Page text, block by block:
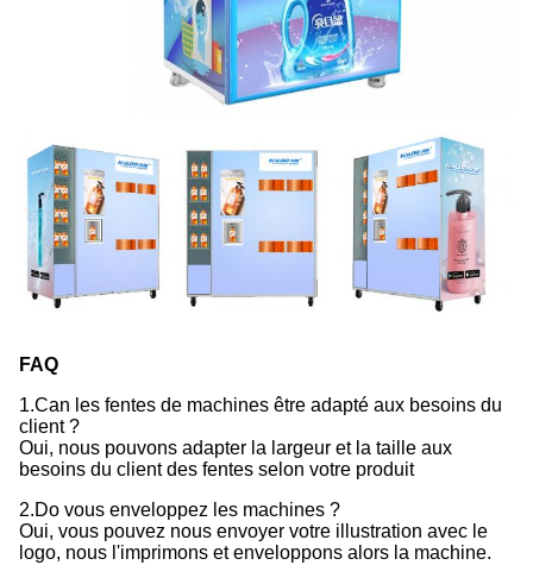
FAQ
1.Can les fentes de machines être adapté aux besoins du
client ?
Oui, nous pouvons adapter la largeur et la taille aux
besoins du client des fentes selon votre produit
2.Do vous enveloppez les machines ?
Oui, vous pouvez nous envoyer votre illustration avec le
logo, nous l'imprimons et enveloppons alors la machine.